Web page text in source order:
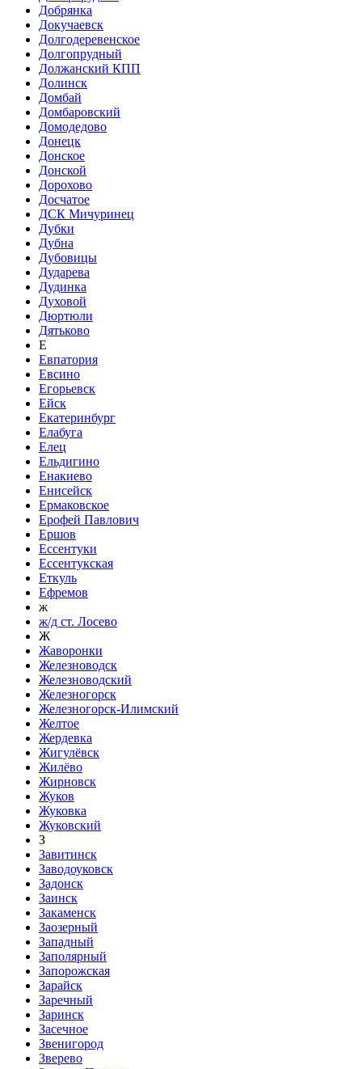
Добрянка
Докучаевск
Долгодеревенское
Долгопрудный
Должанский КПП
Долинск
Домбай
Домбаровский
Домодедово
Донецк
Донское
Донской
Дорохово
Досчатое
ДСК Мичуринец
Дубки
Дубна
Дубовицы
Дударева
Дудинка
Духовой
Дюртюли
Дятьково
Е
Евпатория
Евсино
Егорьевск
Ейск
Екатеринбург
Елабуга
Елец
Ельдигино
Енакиево
Енисейск
Ермаковское
Ерофей Павлович
Ершов
Ессентуки
Ессентукская
Еткуль
Ефремов
ж
ж/д ст. Лосево
Ж
Жаворонки
Железноводск
Железноводский
Железногорск
Железногорск-Илимский
Желтое
Жердевка
Жигулёвск
Жилёво
Жирновск
Жуков
Жуковка
Жуковский
З
Завитинск
Заводоуковск
Задонск
Заинск
Закаменск
Заозерный
Западный
Заполярный
Запорожская
Зарайск
Заречный
Заринск
Засечное
Звенигород
Зверево